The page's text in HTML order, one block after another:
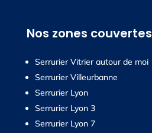
Nos zones couvertes
Serrurier Vitrier autour de moi
Serrurier Villeurbanne
Serrurier Lyon
Serrurier Lyon 3
Serrurier Lyon 7